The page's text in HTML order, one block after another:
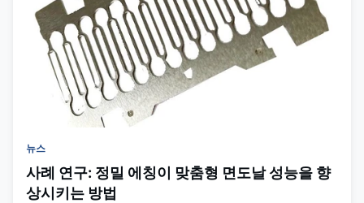
뉴스
사례 연구: 정밀 에칭이 맞춤형 면도날 성능을 향
상시키는 방법